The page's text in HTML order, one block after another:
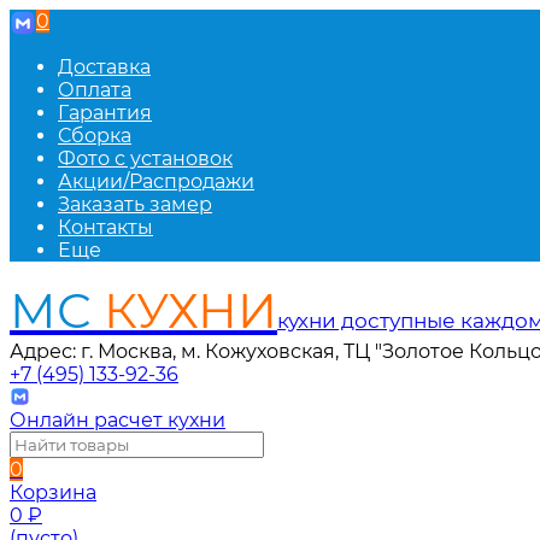
0
Доставка
Оплата
Гарантия
Сборка
Фото с установок
Акции/Распродажи
Заказать замер
Контакты
Еще
МС КУХНИ кухни доступные
Адрес: г. Москва, м. Кожуховская, ТЦ "Золотое
+7 (495) 133-92-36
Онлайн расчет кухни
0
Корзина
0 ₽